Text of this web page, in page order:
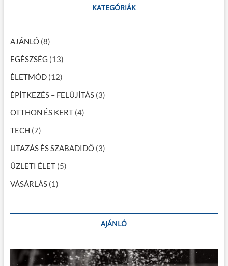
a
v
i
g
á
c
i
ó
h
KATEGÓRIÁK
AJÁNLÓ(8)
EGÉSZSÉG (13)
ÉLETMÓD(12)
ÉPÍTKEZÉS – FELÚJÍTÁS(3)
OTTHON ÉS KERT(4)
TECH (7)
UTAZÁS ÉS SZABADIDŐ (3)
ÜZLETI ÉLET(5)
VÁSÁRLÁS(1)
AJÁNLÓ